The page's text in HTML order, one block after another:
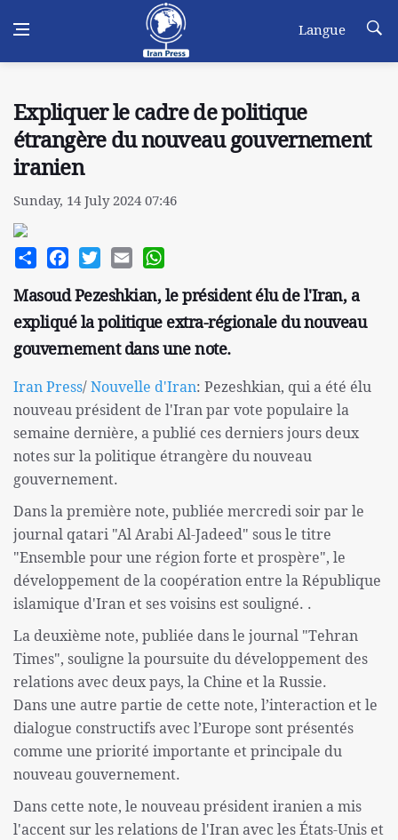
Langue
Expliquer le cadre de politique
étrangère du nouveau gouvernement
iranien
Sunday, 14 July 2024 07:46
Share FacebookTwitterEmail
Masoud Pezeshkian, le président élu de l'Iran, a
expliqué la politique extra-régionale du nouveau
gouvernement dans une note.​​​​​​
Iran Press/Nouvelle d'Iran: Pezeshkian, qui a été élu
nouveau président de l'Iran par vote populaire la
semaine dernière, a publié ces derniers jours deux
notes sur la politique étrangère du nouveau
gouvernement.
Dans la première note, publiée mercredi soir par le
journal qatari "Al Arabi Al-Jadeed" sous le titre
"Ensemble pour une région forte et prospère", le
développement de la coopération entre la République
islamique d'Iran et ses voisins est souligné. .
La deuxième note, publiée dans le journal "Tehran
Times", souligne la poursuite du développement des
relations avec deux pays, la Chine et la Russie.
Dans une autre partie de cette note, l’interaction et le
dialogue constructifs avec l’Europe sont présentés
comme une priorité importante et principale du
nouveau gouvernement.
Dans cette note, le nouveau président iranien a mis
l'accent sur les relations de l'Iran avec les États-Unis et